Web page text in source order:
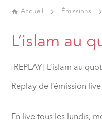
Accueil Émissions
L’islam au
[REPLAY] L’islam au
Replay de l’émission
En live tous les lundis,